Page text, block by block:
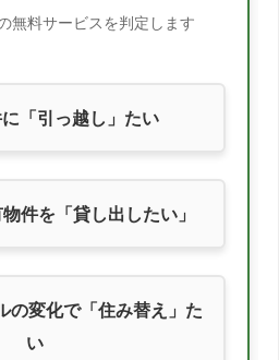
無料サービスを判定します
「引っ越し」たい
件を「貸し出したい」
の変化で「住み替え」た
い